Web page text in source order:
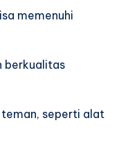
memenuhi
berkualitas
teman, seperti alat